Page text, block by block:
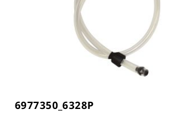
6977350_6328P